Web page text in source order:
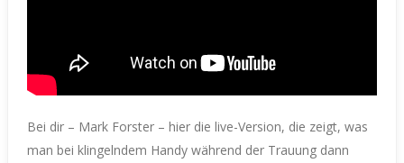
Bei dir – Mark Forster – hier die live-Version, die zeigt, was
man bei klingelndem Handy während der Trauung dann